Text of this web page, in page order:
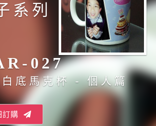
系列
027
底馬克杯 - 個人篇
訂購